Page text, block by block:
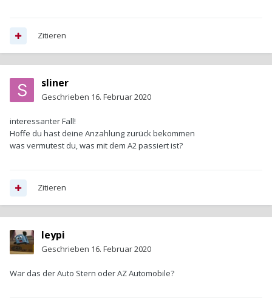
Zitieren
sliner
Geschrieben 16. Februar 2020
interessanter Fall!
Hoffe du hast deine Anzahlung zurück bekommen
was vermutest du, was mit dem A2 passiert ist?
Zitieren
leypi
Geschrieben 16. Februar 2020
War das der Auto Stern oder AZ Automobile?